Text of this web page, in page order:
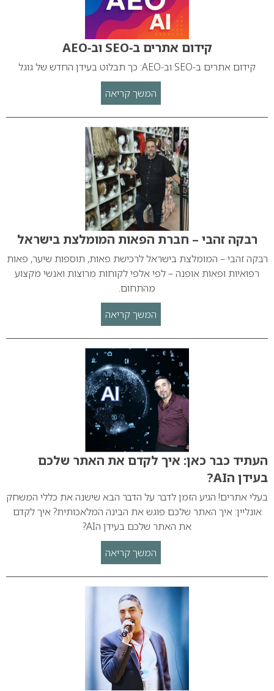
קידום אתרים ב‑SEO וב‑AEO
קידום אתרים ב‑SEO וב‑AEO: כך תבלוט בעידן החדש של גוגל
המשך קריאה
רבקה זהבי – חברת הפאות המומלצת בישראל
רבקה זהבי – המומלצת בישראל לרכישת פאות, תוספות שיער, פאות
רפואיות ופאות אופנה – לפי אלפי לקוחות מרוצות ואנשי מקצוע
מהתחום.
המשך קריאה
העתיד כבר כאן: איך לקדם את האתר שלכם
בעידן הAI?
בעלי אתרים! הגיע הזמן לדבר על הדבר הבא שישנה את כללי המשחק
אונליין: איך האתר שלכם פוגש את הבינה המלאכותית? איך לקדם
את האתר שלכם בעידן הAI?
המשך קריאה